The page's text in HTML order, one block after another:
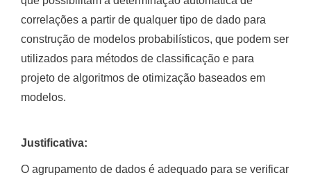
correlações a partir de qualquer tipo de dado para
construção de modelos probabilísticos, que podem ser
utilizados para métodos de classificação e para
projeto de algoritmos de otimização baseados em
modelos.
Justificativa:
O agrupamento de dados é adequado para se verificar